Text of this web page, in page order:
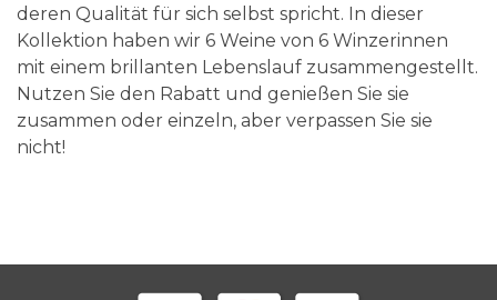
deren Qualität für sich selbst spricht. In dieser
Kollektion haben wir 6 Weine von 6 Winzerinnen
mit einem brillanten Lebenslauf zusammengestellt.
Nutzen Sie den Rabatt und genießen Sie sie
zusammen oder einzeln, aber verpassen Sie sie
nicht!